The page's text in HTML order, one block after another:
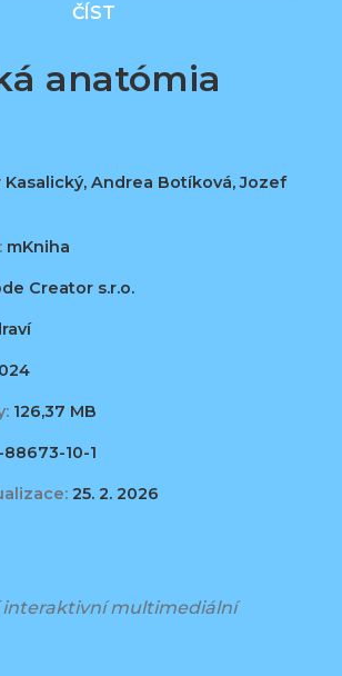
ČÍST
anatómia
Kasalický, Andrea Botíková, Jozef
mKniha
Creator s.r.o.
126,37 MB
10-1
25. 2. 2026
interaktivní multimediální